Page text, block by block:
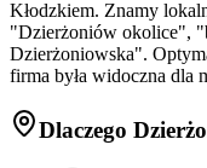
Kłodzkiem. Znamy
"Dzierżoniów okolice",
Dzierżoniowska".
firma była widoczna dla
Dlaczego